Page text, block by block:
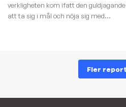
verkligheten kom ifatt den
att ta sig i mål och nöja sig med...
Fler